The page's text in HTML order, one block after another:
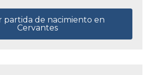
partida de nacimiento en
Cervantes